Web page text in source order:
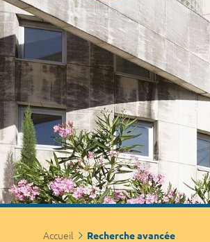
Accueil Recherche avancée